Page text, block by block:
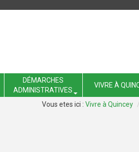
DÉMARCHES
ADMINISTRATIVES
VIVRE À
Vivre à Quincey